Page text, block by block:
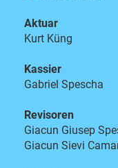
Aktuar
Kurt Küng
Kassier
Gabriel Spescha
Revisoren
Giacun Giusep
Giacun Sievi